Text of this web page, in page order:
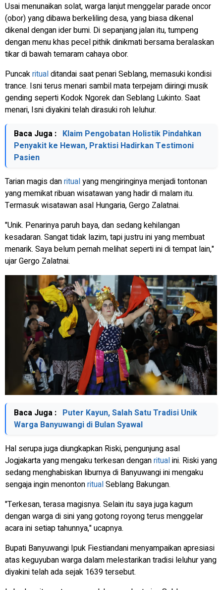
Usai menunaikan solat, warga lanjut menggelar parade oncor
(obor) yang dibawa berkeliling desa, yang biasa dikenal
dikenal dengan ider bumi. Di sepanjang jalan itu, tumpeng
dengan menu khas pecel pithik dinikmati bersama beralaskan
tikar di bawah temaram cahaya obor.
Puncakritualditandai saat penari Seblang, memasuki kondisi
trance. Isni terus menari sambil mata terpejam diiringi musik
gending seperti Kodok Ngorek dan Seblang Lukinto. Saat
menari, Isni diyakini telah dirasuki roh leluhur.
Baca Juga : Klaim Pengobatan Holistik Pindahkan
Penyakit ke Hewan, Praktisi Hadirkan Testimoni
Pasien
Tarian magis danritualyang mengiringinya menjadi tontonan
yang memikat ribuan wisatawan yang hadir di malam itu.
Termasuk wisatawan asal Hungaria, Gergo Zalatnai.
"Unik. Penarinya paruh baya, dan sedang kehilangan
kesadaran. Sangat tidak lazim, tapi justru ini yang membuat
menarik. Saya belum pernah melihat seperti ini di tempat lain,"
ujar Gergo Zalatnai.
Baca Juga : Puter Kayun, Salah Satu Tradisi Unik
Warga Banyuwangi di Bulan Syawal
Hal serupa juga diungkapkan Riski, pengunjung asal
Jogjakarta yang mengaku terkesan denganritualini. Riski yang
sedang menghabiskan liburnya di Banyuwangi ini mengaku
sengaja ingin menontonritualSeblang Bakungan.
"Terkesan, terasa magisnya. Selain itu saya juga kagum
dengan warga di sini yang gotong royong terus menggelar
acara ini setiap tahunnya," ucapnya.
Bupati Banyuwangi Ipuk Fiestiandani menyampaikan apresiasi
atas keguyuban warga dalam melestarikan tradisi leluhur yang
diyakini telah ada sejak 1639 tersebut.